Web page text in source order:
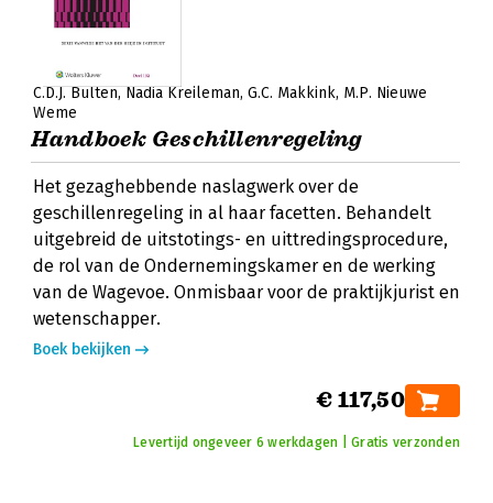
C.D.J. Bulten Nadia Kreileman G.C. Makkink M.P. Nieuwe
Weme
Handboek Geschillenregeling
Het gezaghebbende naslagwerk over de
geschillenregeling in al haar facetten. Behandelt
uitgebreid de uitstotings- en uittredingsprocedure,
de rol van de Ondernemingskamer en de werking
van de Wagevoe. Onmisbaar voor de praktijkjurist en
wetenschapper.
Boek bekijken
€ 117,50
Levertijd ongeveer 6 werkdagen | Gratis verzonden